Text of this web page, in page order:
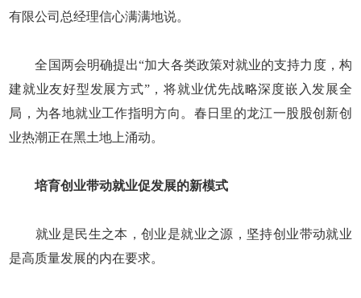
有限公司总经理信心满满地说。
全国两会明确提出“加大各类政策对就业的支持力度，构
建就业友好型发展方式”，将就业优先战略深度嵌入发展全
局，为各地就业工作指明方向。春日里的龙江一股股创新创
业热潮正在黑土地上涌动。
培育创业带动就业促发展的新模式
就业是民生之本，创业是就业之源，坚持创业带动就业
是高质量发展的内在要求。